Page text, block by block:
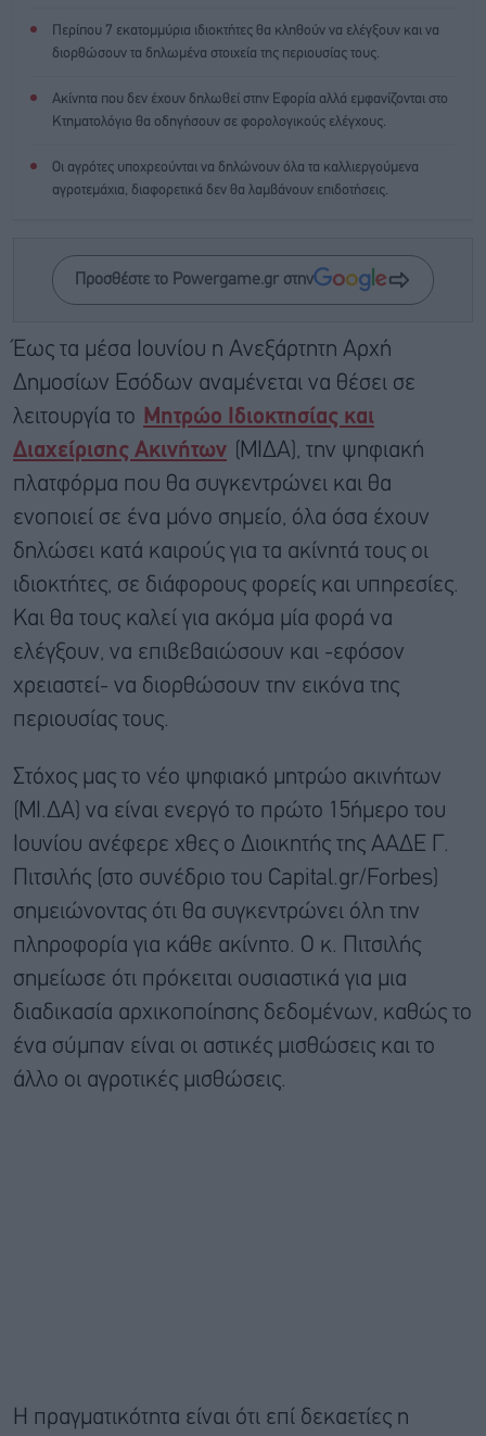
Περίπου 7 εκατομμύρια ιδιοκτήτες θα κληθούν να ελέγξουν και να
διορθώσουν τα δηλωμένα στοιχεία της περιουσίας τους.
Ακίνητα που δεν έχουν δηλωθεί στην Εφορία αλλά εμφανίζονται στο
Κτηματολόγιο θα οδηγήσουν σε φορολογικούς ελέγχους.
Οι αγρότες υποχρεούνται να δηλώνουν όλα τα καλλιεργούμενα
αγροτεμάχια, διαφορετικά δεν θα λαμβάνουν επιδοτήσεις.
Προσθέστε το Powergame.gr στην
Έως τα μέσα Ιουνίου η Ανεξάρτητη Αρχή
Δημοσίων Εσόδων αναμένεται να θέσει σε
λειτουργία το
Μητρώο Ιδιοκτησίας και
Διαχείρισης Ακινήτων
(ΜΙΔΑ), την ψηφιακή
πλατφόρμα που θα συγκεντρώνει και θα
ενοποιεί σε ένα μόνο σημείο, όλα όσα έχουν
δηλώσει κατά καιρούς για τα ακίνητά τους οι
ιδιοκτήτες, σε διάφορους φορείς και υπηρεσίες.
Και θα τους καλεί για ακόμα μία φορά να
ελέγξουν, να επιβεβαιώσουν και -εφόσον
χρειαστεί- να διορθώσουν την εικόνα της
περιουσίας τους.
Στόχος μας το νέο ψηφιακό μητρώο ακινήτων
(ΜΙ.ΔΑ) να είναι ενεργό το πρώτο 15ήμερο του
Ιουνίου ανέφερε χθες ο Διοικητής της ΑΑΔΕ Γ.
Πιτσιλής (στο συνέδριο του Capital.gr/Forbes)
σημειώνοντας ότι θα συγκεντρώνει όλη την
πληροφορία για κάθε ακίνητο. Ο κ. Πιτσιλής
σημείωσε ότι πρόκειται ουσιαστικά για μια
διαδικασία αρχικοποίησης δεδομένων, καθώς το
ένα σύμπαν είναι οι αστικές μισθώσεις και το
άλλο οι αγροτικές μισθώσεις.
Η πραγματικότητα είναι ότι επί δεκαετίες η